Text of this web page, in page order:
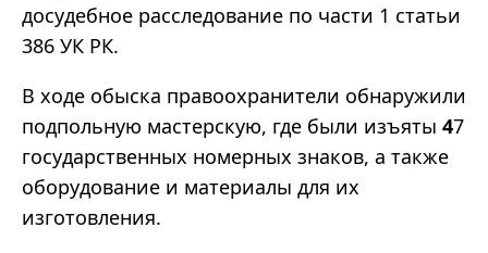
досудебное расследование по части 1 статьи
386 УК РК.
В ходе обыска правоохранители обнаружили
подпольную мастерскую, где были изъяты 47
государственных номерных знаков, а также
оборудование и материалы для их
изготовления.